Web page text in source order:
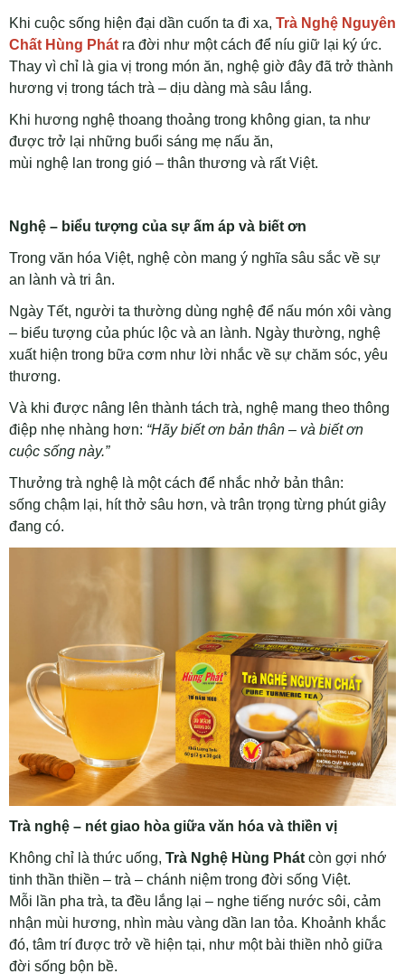
Khi cuộc sống hiện đại dần cuốn ta đi xa, Trà Nghệ Nguyên
Chất Hùng Phát ra đời như một cách để níu giữ lại ký ức.
Thay vì chỉ là gia vị trong món ăn, nghệ giờ đây đã trở thành
hương vị trong tách trà – dịu dàng mà sâu lắng.
Khi hương nghệ thoang thoảng trong không gian, ta như
được trở lại những buổi sáng mẹ nấu ăn,
mùi nghệ lan trong gió – thân thương và rất Việt.
Nghệ – biểu tượng của sự ấm áp và biết ơn
Trong văn hóa Việt, nghệ còn mang ý nghĩa sâu sắc về sự
an lành và tri ân.
Ngày Tết, người ta thường dùng nghệ để nấu món xôi vàng
– biểu tượng của phúc lộc và an lành. Ngày thường, nghệ
xuất hiện trong bữa cơm như lời nhắc về sự chăm sóc, yêu
thương.
Và khi được nâng lên thành tách trà, nghệ mang theo thông
điệp nhẹ nhàng hơn: “Hãy biết ơn bản thân – và biết ơn
cuộc sống này.”
Thưởng trà nghệ là một cách để nhắc nhở bản thân:
sống chậm lại, hít thở sâu hơn, và trân trọng từng phút giây
đang có.
Trà nghệ – nét giao hòa giữa văn hóa và thiền vị
Không chỉ là thức uống, Trà Nghệ Hùng Phát còn gợi nhớ
tinh thần thiền – trà – chánh niệm trong đời sống Việt.
Mỗi lần pha trà, ta đều lắng lại – nghe tiếng nước sôi, cảm
nhận mùi hương, nhìn màu vàng dần lan tỏa. Khoảnh khắc
đó, tâm trí được trở về hiện tại, như một bài thiền nhỏ giữa
đời sống bộn bề.